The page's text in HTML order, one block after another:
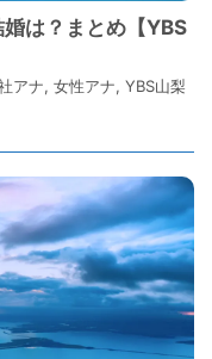
は？まとめ【YBS
アナ, 女性アナ, YBS山梨